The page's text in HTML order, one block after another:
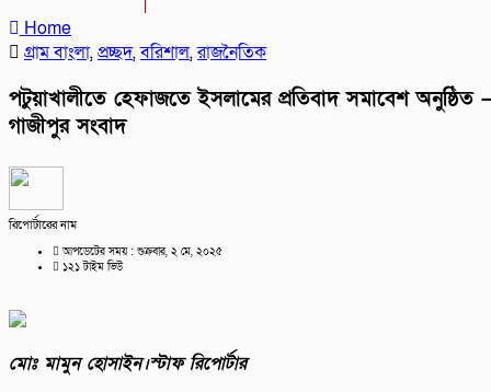
Home
গ্রাম বাংলা,প্রচ্ছদ,বরিশাল,রাজনৈতিক
পটুয়াখালীতে হেফাজতে ইসলামের প্রতিবাদ সমাবেশ অনুষ্ঠিত
গাজীপুর সংবাদ
রিপোর্টারের নাম
আপডেটের সময় : শুক্রবার, ২ মে, ২০২৫
১২১ টাইম ভিউ
মোঃ মামুন হোসাইন।স্টাফ রিপোর্টার